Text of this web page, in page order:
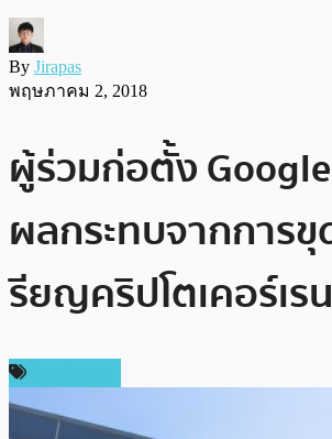
By Jirapas
พฤษภาคม 2, 2018
ผู้ร่วมก่อตั้ง
ผลกระทบจากการขุ
รียญคริปโตเคอร์เร